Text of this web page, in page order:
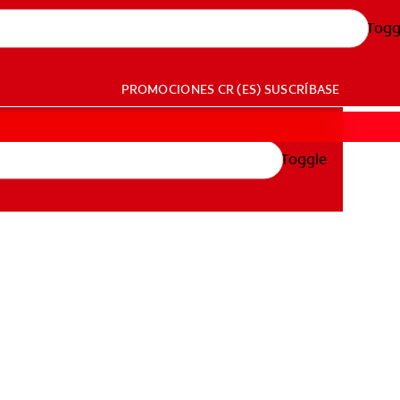
PROMOCIONES CR (ES) SUSCRÍBASE
Toggle